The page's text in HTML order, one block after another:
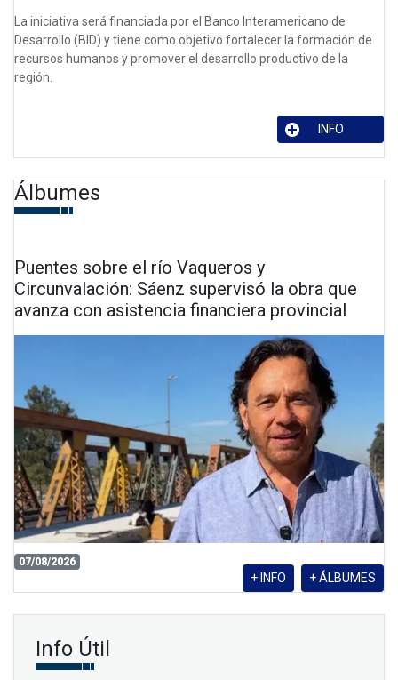
La iniciativa será financiada por el Banco Interamericano de
Desarrollo (BID) y tiene como objetivo fortalecer la formación de
recursos humanos y promover el desarrollo productivo de la
región.
INFO
Álbumes
Puentes sobre el río Vaqueros y
Circunvalación: Sáenz supervisó la obra que
avanza con asistencia financiera provincial
07/08/2026
+ ÁLBUMES
+ INFO
Info Útil